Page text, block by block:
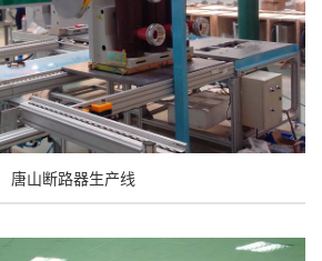
唐山断路器生产线